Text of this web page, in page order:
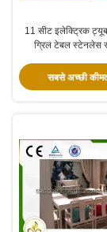
11 सीट इलेक्ट्रिक ट्यूब
ग्रिल टेबल स्टेनलेस
सबसे अच्छी